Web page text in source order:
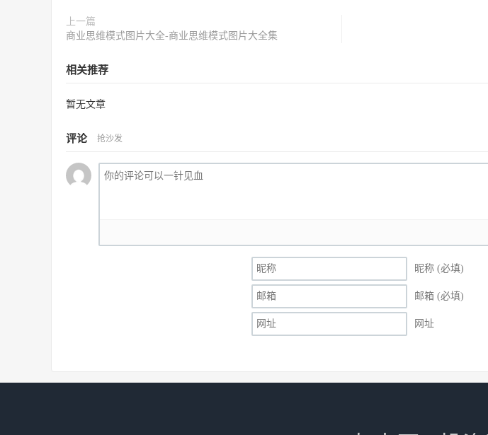
上一篇
商业思维模式图片大全-商业思维模式图片大全集
相关推荐
暂无文章
评论 抢沙发
昵称 (必填)
邮箱 (必填)
网址